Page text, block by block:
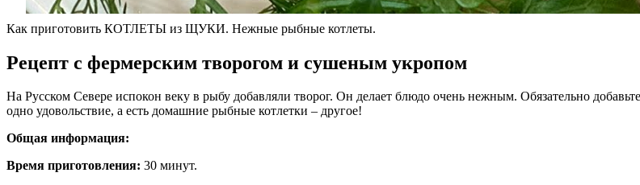
Как приготовить КОТЛЕТЫ из ЩУКИ. Нежные рыбные котлеты.
Рецепт с фермерским творогом и сушеным укропом
На Русском Севере испокон веку в рыбу добавляли творог. Он делает блюдо очень нежным. Обязательно
одно удовольствие, а есть домашние рыбные котлетки – другое!
Общая информация:
Время приготовления: 30 минут.